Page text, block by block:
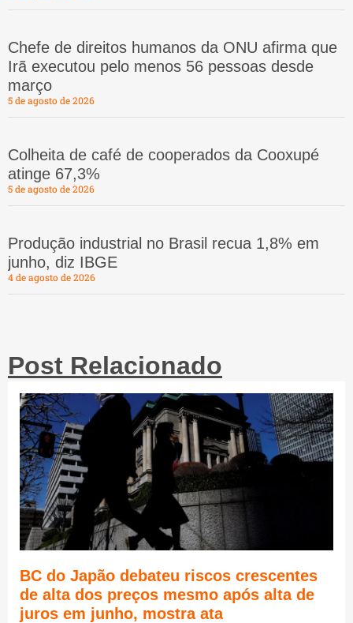
Chefe de direitos humanos da ONU afirma que
Irã executou pelo menos 56 pessoas desde
março
5 de agosto de 2026
Colheita de café de cooperados da Cooxupé
atinge 67,3%
5 de agosto de 2026
Produção industrial no Brasil recua 1,8% em
junho, diz IBGE
4 de agosto de 2026
Post Relacionado
BC do Japão debateu riscos crescentes
de alta dos preços mesmo após alta de
juros em junho, mostra ata